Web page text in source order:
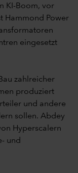
KI-Boom, vor
Hammond Power
eingesetzt
zahlreicher
produziert
und andere
sollen. Abdey
Hyperscalern
und